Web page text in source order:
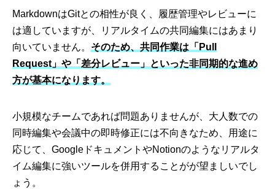
MarkdownはGitとの相性が良く、履歴管理やレビューに
は適していますが、リアルタイムの共同編集にはあまり
向いていません。 そのため、共同作業は「Pull
Request」や「差分レビュー」といった非同期的な進め
方が基本になります。
小規模なチームであれば問題ありませんが、大人数での
同時編集や会議中の即時修正には不向きなため、用途に
応じて、GoogleドキュメントやNotionのようなリアルタ
イム編集に強いツールを併用することがが望ましいでし
ょう。